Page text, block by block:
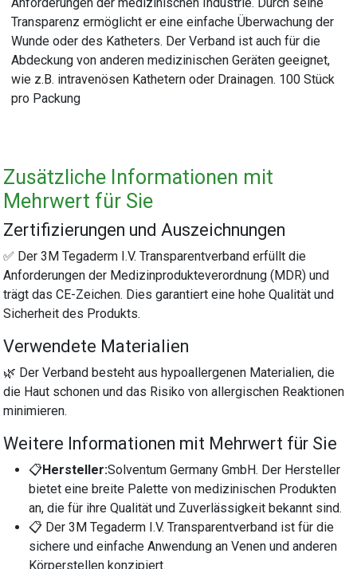
Transparenz ermöglicht er eine einfache Überwachung der
Wunde oder des Katheters. Der Verband ist auch für die
Abdeckung von anderen medizinischen Geräten geeignet,
wie z.B. intravenösen Kathetern oder Drainagen. 100 Stück
pro Packung
Zusätzliche Informationen mit
Mehrwert für Sie
Zertifizierungen und Auszeichnungen
✅ Der 3M Tegaderm I.V. Transparentverband erfüllt die
Anforderungen der Medizinprodukteverordnung (MDR) und
trägt das CE-Zeichen. Dies garantiert eine hohe Qualität und
Sicherheit des Produkts.
Verwendete Materialien
🌿 Der Verband besteht aus hypoallergenen Materialien, die
die Haut schonen und das Risiko von allergischen Reaktionen
minimieren.
Weitere Informationen mit Mehrwert für Sie
📋Hersteller:Solventum Germany GmbH. Der Hersteller
bietet eine breite Palette von medizinischen Produkten
an, die für ihre Qualität und Zuverlässigkeit bekannt sind.
📋 Der 3M Tegaderm I.V. Transparentverband ist für die
sichere und einfache Anwendung an Venen und anderen
Körperstellen konzipiert.